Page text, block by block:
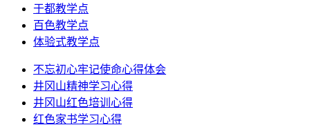
于都教学点
百色教学点
体验式教学点
不忘初心牢记使命心得体会
井冈山精神学习心得
井冈山红色培训心得
红色家书学习心得